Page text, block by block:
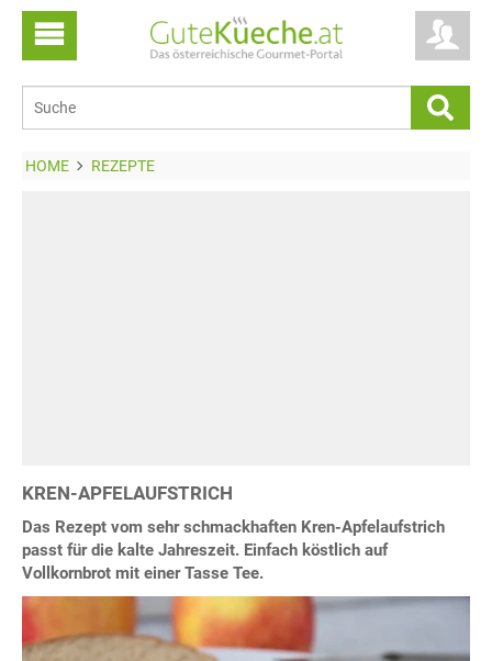
HOME REZEPTE
KREN-APFELAUFSTRICH
Das Rezept vom sehr schmackhaften Kren-Apfelaufstrich
passt für die kalte Jahreszeit. Einfach köstlich auf
Vollkornbrot mit einer Tasse Tee.